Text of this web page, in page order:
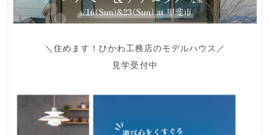
＼住めます！ひかわ工務店のモデルハウス／
見学受付中